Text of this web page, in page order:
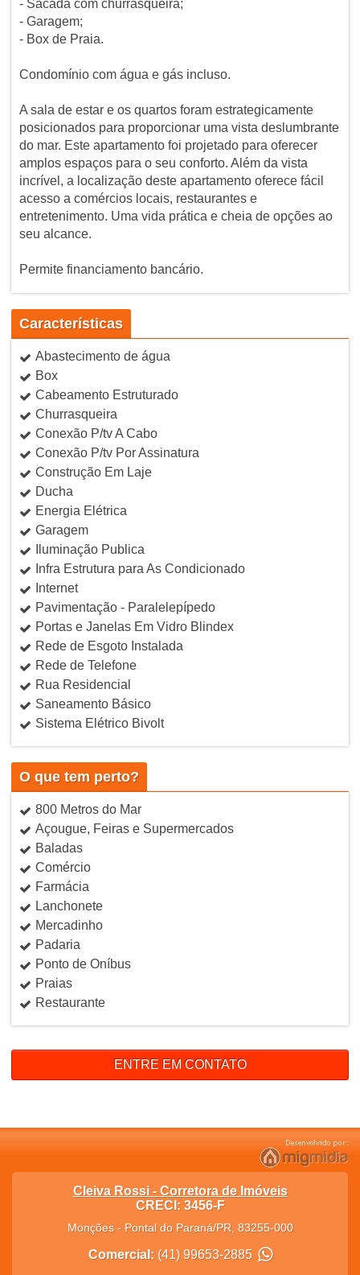
- Sacada com churrasqueira;
- Garagem;
- Box de Praia.
Condomínio com água e gás incluso.
A sala de estar e os quartos foram estrategicamente
posicionados para proporcionar uma vista deslumbrante
do mar. Este apartamento foi projetado para oferecer
amplos espaços para o seu conforto. Além da vista
incrível, a localização deste apartamento oferece fácil
acesso a comércios locais, restaurantes e
entretenimento. Uma vida prática e cheia de opções ao
seu alcance.
Permite financiamento bancário.
Características
Abastecimento de água
Box
Cabeamento Estruturado
Churrasqueira
Conexão P/tv A Cabo
Conexão P/tv Por Assinatura
Construção Em Laje
Ducha
Energia Elétrica
Garagem
Iluminação Publica
Infra Estrutura para As Condicionado
Internet
Pavimentação - Paralelepípedo
Portas e Janelas Em Vidro Blindex
Rede de Esgoto Instalada
Rede de Telefone
Rua Residencial
Saneamento Básico
Sistema Elétrico Bivolt
O que tem perto?
800 Metros do Mar
Açougue, Feiras e Supermercados
Baladas
Comércio
Farmácia
Lanchonete
Mercadinho
Padaria
Ponto de Oníbus
Praias
Restaurante
ENTRE EM CONTATO
Cleiva Rossi - Corretora de Imóveis
CRECI: 3456-F
Monções- Pontal do Paraná/PR, 83255-000
Comercial: (41) 99653-2885